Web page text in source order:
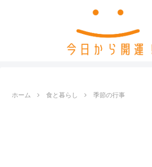
ホーム 食と暮らし 季節の行事